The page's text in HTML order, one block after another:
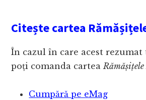
Citește cartea
În cazul în care acest rezumat
poți comanda cartea
Cumpără pe eMag